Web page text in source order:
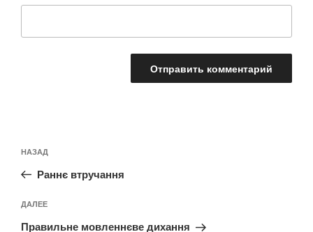
по
записям
Предыдущая
запись:
НАЗАД
Раннє втручання
Следующая
запись
ДАЛЕЕ
Правильне мовленнєве дихання